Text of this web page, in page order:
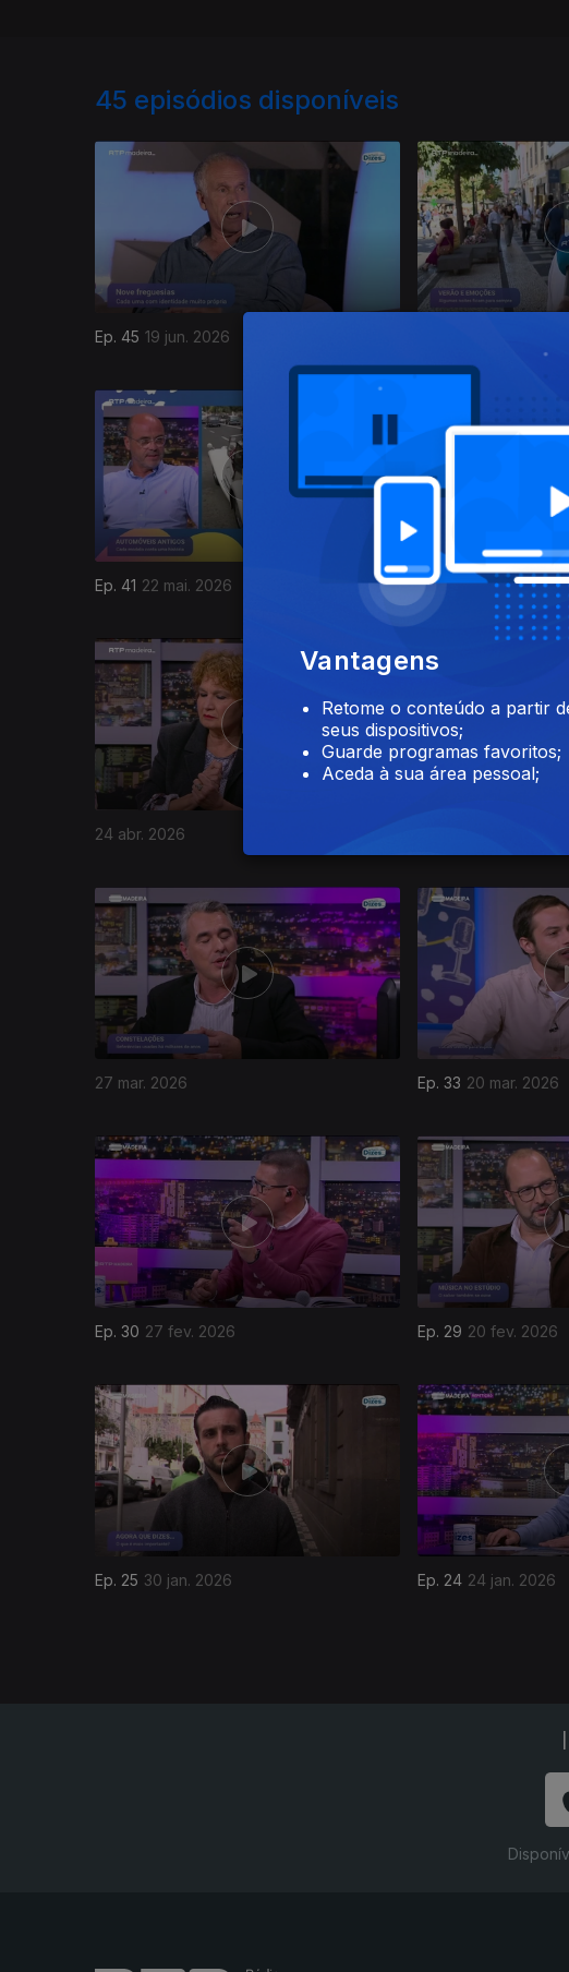
45 episódios disponíveis
Ep. 45 19 jun. 2026
Ep. 41 22 mai. 2026 Ep. 40 15 mai. 2026
24 abr. 2026
919992
27 mar. 2026 Ep. 33 20 mar. 2026
Ep. 30 27 fev. 2026 Ep. 29 20 fev. 2026
Ep. 25 30 jan. 2026 Ep. 24 24 jan. 2026
899939
Vantagens
Retome o conteúdo a partir
seus dispositivos;
Guarde programas favoritos;
Aceda à sua área pessoal;